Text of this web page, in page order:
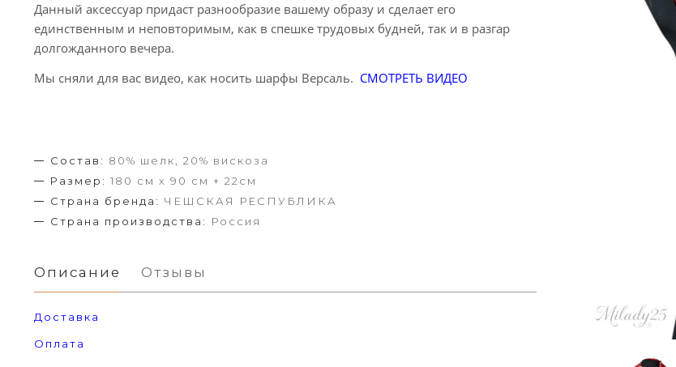
Данный аксессуар придаст разнообразие вашему образу и сделает его
единственным и неповторимым, как в спешке трудовых будней, так и в разгар
долгожданного вечера.
Мы сняли для вас видео, как носить шарфы Версаль. СМОТРЕТЬ ВИДЕО
Состав: 80% шелк, 20% вискоза
Размер: 180 см х 90 см + 22см
Страна бренда: ЧЕШСКАЯ РЕСПУБЛИКА
Страна производства:
Россия
Описание Отзывы
Доставка
Оплата